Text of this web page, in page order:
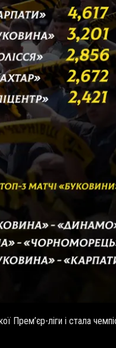
Прем’єр-ліги і стала